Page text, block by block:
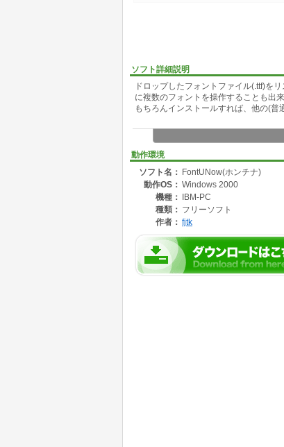
ソフト詳細説明
ドロップしたフォントファイル(.ttf)を
に複数のフォントを操作することも出来
もちろんインストールすれば、他の(普
動作環境
ソフト名： FontUNow(ホンチナ)
動作OS： Windows 2000
機種：
IBM-PC
種類： フリーソフト
作者： fjtk